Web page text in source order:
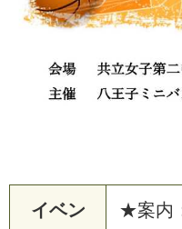
イベン ★案内